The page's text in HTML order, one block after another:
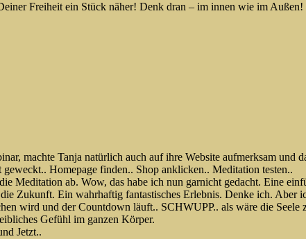
Freiheit ein Stück näher! Denk dran – im innen wie im Außen!
machte Tanja natürlich auch auf ihre Website aufmerksam und
Homepage finden.. Shop anklicken.. Meditation testen..
Meditation ab. Wow, das habe ich nun garnicht gedacht. Eine
Zukunft. Ein wahrhaftig fantastisches Erlebnis. Denke ich. Aber
wird und der Countdown läuft.. SCHWUPP.. als wäre die Seele
Gefühl im ganzen Körper.
Jetzt..